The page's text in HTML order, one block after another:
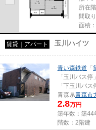
所在
間取
面積
賃貸｜アパート 玉川ハイツ
青い森鉄道 「
「玉川バス
「下玉川バ
青森県青森市
2.8万円
築年数：築44
階数：2階建